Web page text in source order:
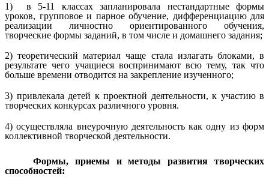
1) в 5-11 классах запланировала нестандартные формы
уроков, групповое и парное обучение, дифференциацию для
реализации личностно ориентированного обучения,
творческие формы заданий, в том числе и домашнего задания;
2) теоретический материал чаще стала излагать блоками, в
результате чего учащиеся воспринимают всю тему, так что
больше времени отводится на закрепление изученного;
3) привлекала детей к проектной деятельности, к участию в
творческих конкурсах различного уровня.
4) осуществляла внеурочную деятельность как одну из форм
коллективной творческой деятельности.
Формы, приемы и методы развития творческих
способностей: